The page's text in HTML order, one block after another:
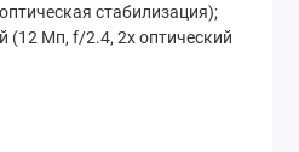
стабилизация);
(12 Мп, f/2.4, 2x оптический